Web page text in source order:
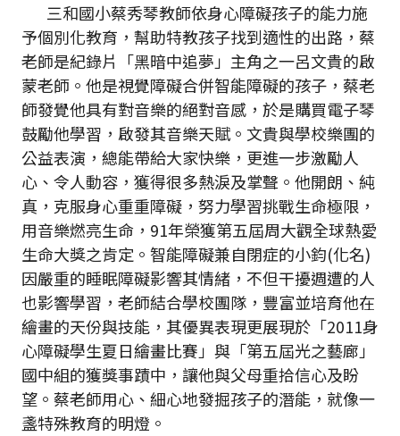
三和國小蔡秀琴教師依身心障礙孩子的能力施
予個別化教育，幫助特教孩子找到適性的出路，蔡
老師是紀錄片「黑暗中追夢」主角之一呂文貴的啟
蒙老師。他是視覺障礙合併智能障礙的孩子，蔡老
師發覺他具有對音樂的絕對音感，於是購買電子琴
鼓勵他學習，啟發其音樂天賦。文貴與學校樂團的
公益表演，總能帶給大家快樂，更進一步激勵人
心、令人動容，獲得很多熱淚及掌聲。他開朗、純
真，克服身心重重障礙，努力學習挑戰生命極限，
用音樂燃亮生命，91年榮獲第五屆周大觀全球熱愛
生命大獎之肯定。智能障礙兼自閉症的小鈞(化名)
因嚴重的睡眠障礙影響其情緒，不但干擾週遭的人
也影響學習，老師結合學校團隊，豐富並培育他在
繪畫的天份與技能，其優異表現更展現於「2011身
心障礙學生夏日繪畫比賽」與「第五屆光之藝廊」
國中組的獲獎事蹟中，讓他與父母重拾信心及盼
望。蔡老師用心、細心地發掘孩子的潛能，就像一
盞特殊教育的明燈。